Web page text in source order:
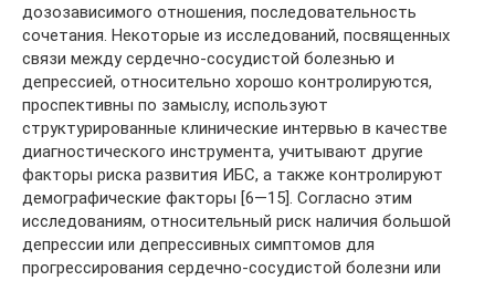
дозозависимого отношения, последовательность
сочетания. Некоторые из исследований, посвященных
связи между сердечно-сосудистой болезнью и
депрессией, относительно хорошо контролируются,
проспективны по замыслу, используют
структурированные клинические интервью в качестве
диагностического инструмента, учитывают другие
факторы риска развития ИБС, а также контролируют
демографические факторы [6—15]. Согласно этим
исследованиям, относительный риск наличия большой
депрессии или депрессивных симптомов для
прогрессирования сердечно-сосудистой болезни или